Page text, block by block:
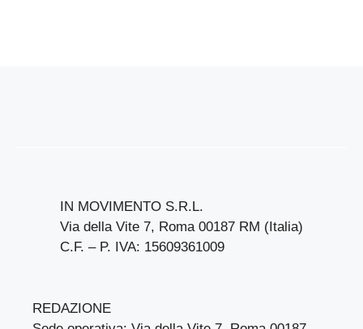
IN MOVIMENTO S.R.L.
Via della Vite 7, Roma 00187 RM (Italia)
C.F. – P. IVA: 15609361009
REDAZIONE